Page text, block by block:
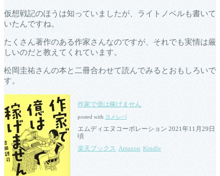
仮想戦記のほうは知っていましたが、ライトノベルも書いて
いたんですね。
たくさん著作のある作家さんなのですが、それでも実情は厳
しいのだと教えてくれています。
松岡圭祐さんの本と二冊合わせて読んでみるとおもしろいで
す。
作家で億は稼げません
posted with ヨメレバ
エムディエヌコーポレーション 2021年11月29日
頃
楽天ブックス Amazon Kindle